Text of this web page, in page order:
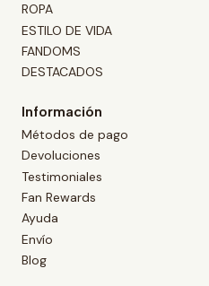
ROPA
ESTILO DE VIDA
FANDOMS
DESTACADOS
Información
Métodos de pago
Devoluciones
Testimoniales
Fan Rewards
Ayuda
Envío
Blog